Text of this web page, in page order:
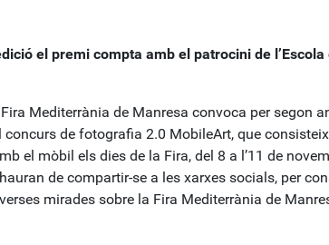
el premi compta amb el patrocini de
Mediterrània de Manresa convoca per segon
concurs de fotografia 2.0 MobileArt, que
el mòbil els dies de la Fira, del 8 a l’11 de
de compartir-se a les xarxes socials, per
mirades sobre la Fira Mediterrània de